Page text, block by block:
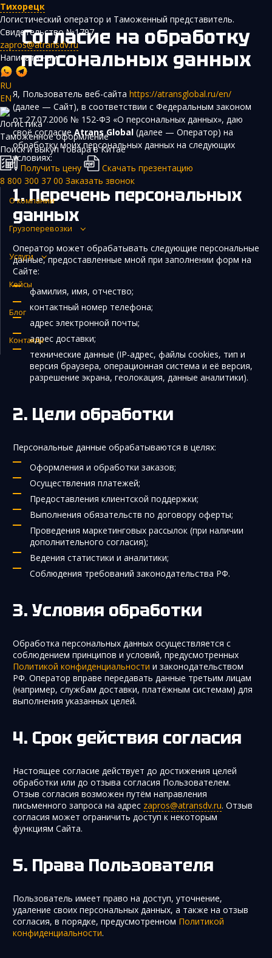
Тихорецк
Логистический оператор и Таможенный представитель.
Свидетельство №1797
zapros@atransdv.ru
Написать нам
RU
EN
Логистика
Таможенное оформление
Поиск и выкуп товара в Китае
Получить цену
Скачать презентацию
8 800 300 37 00 Заказать звонок
О компании
Грузоперевозки
Услуги
Кейсы
Блог
Контакты
Перевозки автотранспортом из Китая
Авиаперевозки из Китая
Железнодорожные перевозки из Китая
Контейнерные перевозки из Китая
Морские грузоперевозки из Китая
Негабаритные и многотоннажные грузы из Китая
Сборные грузы из Китая
Закупка и поставка товаров из Китая
Поиск поставщика в Китае
Таможенное оформление
Согласие на обработку
персональных данных
Я, Пользователь веб-сайта https://atransglobal.ru/en/
(далее — Сайт), в соответствии с Федеральным законом
от 27.07.2006 № 152-ФЗ «О персональных данных», даю
своё согласиеAtrans Global (далее — Оператор) на
обработку моих персональных данных на следующих
условиях:
Перечень персональных
данных
Оператор может обрабатывать следующие персональные
данные, предоставленные мной при заполнении форм на
Сайте:
фамилия, имя, отчество;
контактный номер телефона;
адрес электронной почты;
адрес доставки;
технические данные (IP-адрес, файлы cookies, тип и
версия браузера, операционная система и её версия,
разрешение экрана, геолокация, данные аналитики).
Цели обработки
Персональные данные обрабатываются в целях:
Оформления и обработки заказов;
Осуществления платежей;
Предоставления клиентской поддержки;
Выполнения обязательств по договору оферты;
Проведения маркетинговых рассылок (при наличии
дополнительного согласия);
Ведения статистики и аналитики;
Соблюдения требований законодательства РФ.
Условия обработки
Обработка персональных данных осуществляется с
соблюдением принципов и условий, предусмотренных
Политикой конфиденциальности и законодательством
РФ. Оператор вправе передавать данные третьим лицам
(например, службам доставки, платёжным системам) для
выполнения указанных целей.
Срок действия согласия
Настоящее согласие действует до достижения целей
обработки или до отзыва согласия Пользователем.
Отзыв согласия возможен путём направления
письменного запроса на адрес zapros@atransdv.ru. Отзыв
согласия может ограничить доступ к некоторым
функциям Сайта.
Права Пользователя
Пользователь имеет право на доступ, уточнение,
удаление своих персональных данных, а также на отзыв
согласия, в порядке, предусмотренном Политикой
конфиденциальности.